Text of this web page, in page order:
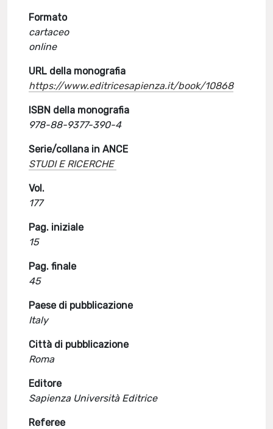
Formato
cartaceo
online
URL della monografia
https://www.editricesapienza.it/book/10868
ISBN della monografia
978-88-9377-390-4
Serie/collana in ANCE
STUDI E RICERCHE
Vol.
177
Pag. iniziale
15
Pag. finale
45
Paese di pubblicazione
Italy
Città di pubblicazione
Roma
Editore
Sapienza Università Editrice
Referee